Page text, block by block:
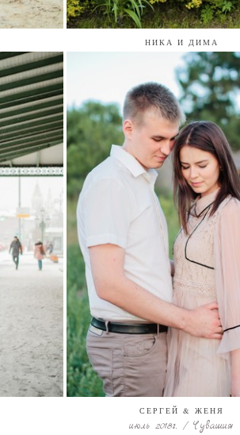
НИКА И ДИМА
СЕРГЕЙ & ЖЕНЯ
июль 2018г. / Чувашия